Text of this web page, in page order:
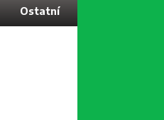
Ostatní